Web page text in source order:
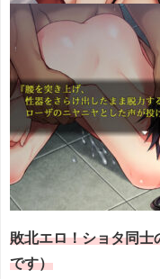
敗北エロ！ショタ同士
です）